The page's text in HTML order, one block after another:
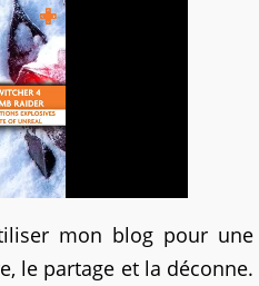
mon blog pour une
le partage et la déconne.